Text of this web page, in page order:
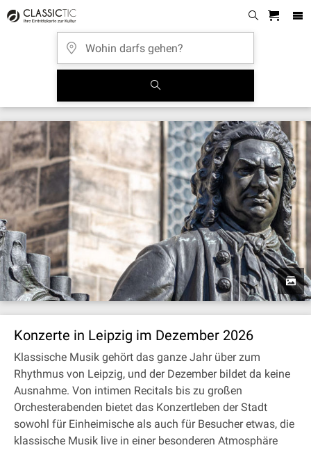
Konzerte in Leipzig im Dezember 2026
Klassische Musik gehört das ganze Jahr über zum
Rhythmus von Leipzig, und der Dezember bildet da keine
Ausnahme. Von intimen Recitals bis zu großen
Orchesterabenden bietet das Konzertleben der Stadt
sowohl für Einheimische als auch für Besucher etwas, die
klassische Musik live in einer besonderen Atmosphäre